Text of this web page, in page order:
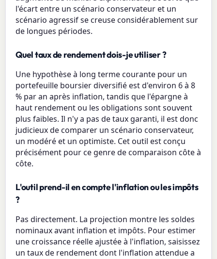
l'écart entre un scénario conservateur et un
scénario agressif se creuse considérablement sur
de longues périodes.
Quel taux de rendement dois-je utiliser ?
Une hypothèse à long terme courante pour un
portefeuille boursier diversifié est d'environ 6 à 8
% par an après inflation, tandis que l'épargne à
haut rendement ou les obligations sont souvent
plus faibles. Il n'y a pas de taux garanti, il est donc
judicieux de comparer un scénario conservateur,
un modéré et un optimiste. Cet outil est conçu
précisément pour ce genre de comparaison côte à
côte.
L'outil prend-il en compte l'inflation ou les impôts
?
Pas directement. La projection montre les soldes
nominaux avant inflation et impôts. Pour estimer
une croissance réelle ajustée à l'inflation, saisissez
un taux de rendement dont l'inflation attendue a